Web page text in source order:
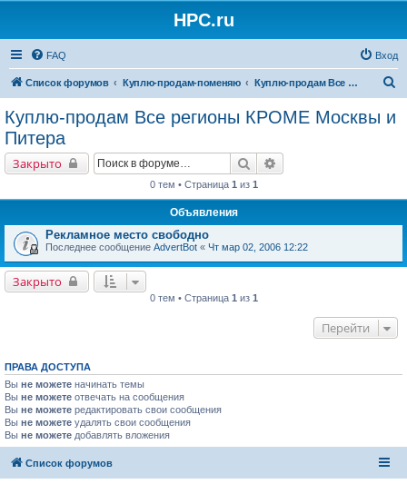
HPC.ru
FAQ Вход
Список форумов Куплю-продам-поменяю Куплю-продам Все регионы КРОМЕ Москвы и Питера
Куплю-продам Все регионы КРОМЕ Москвы и
Питера
Закрыто Поиск
0 тем • Страница 1 из 1
Объявления
Рекламное место свободно
Последнее сообщение AdvertBot « Чт мар 02, 2006 12:22
Закрыто
0 тем • Страница 1 из 1
Перейти
ПРАВА ДОСТУПА
Вы не можете начинать темы
Вы не можете отвечать на сообщения
Вы не можете редактировать свои сообщения
Вы не можете удалять свои сообщения
Вы не можете добавлять вложения
Список форумов